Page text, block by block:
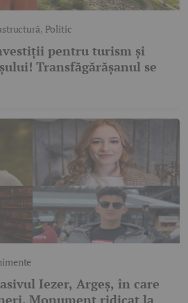
, Politic
pentru turism și
Transfăgărășanul se
Iezer, Argeș, în care
Monument ridicat la